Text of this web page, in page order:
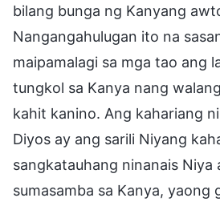
bilang bunga ng Kanyang
Nangangahulugan ito na
maipamalagi sa mga tao ang
tungkol sa Kanya nang
kahit kanino. Ang kahariang
Diyos ay ang sarili Niyang
sangkatauhang ninanais Niya
sumasamba sa Kanya, yaong